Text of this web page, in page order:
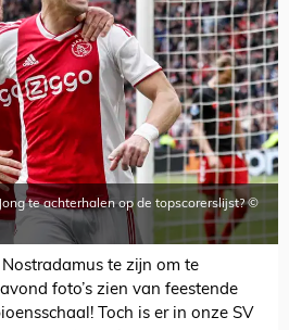
te achterhalen op de topscorerslijst? ©
te zijn om te
foto’s zien van feestende
Toch is er in onze SV